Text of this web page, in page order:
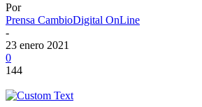
Por
Prensa CambioDigital OnLine
-
23 enero 2021
0
144